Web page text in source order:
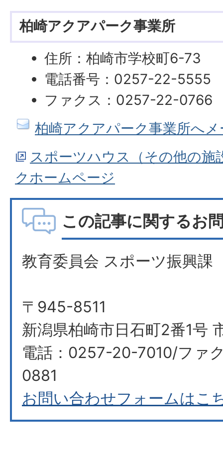
柏崎アクアパーク事業所
住所：柏崎市学校町6-73
電話番号：0257-22-5555
ファクス：0257-22-0766
柏崎アクアパーク事業所へ
スポーツハウス（その他の施
クホームページ
この記事に関するお
教育委員会 スポーツ振興課
〒945-8511
新潟県柏崎市日石町2番1号
電話：0257-20-7010/ファ
0881
お問い合わせフォームはこ